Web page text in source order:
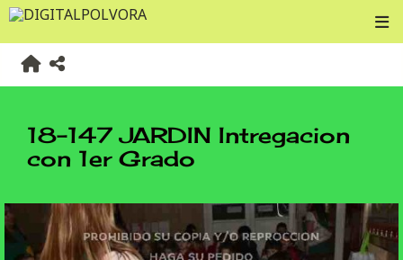
18-147 JARDIN Intregacion
con 1er Grado